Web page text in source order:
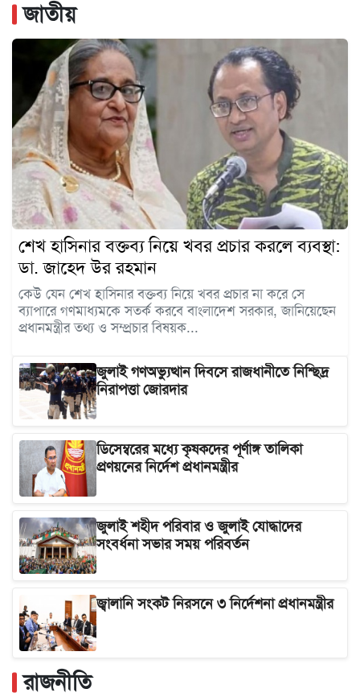
জাতীয়
শেখ হাসিনার বক্তব্য নিয়ে খবর প্রচার করলে ব্যবস্থা:
ডা. জাহেদ উর রহমান
কেউ যেন শেখ হাসিনার বক্তব্য নিয়ে খবর প্রচার না করে সে
ব্যাপারে গণমাধ্যমকে সতর্ক করবে বাংলাদেশ সরকার, জানিয়েছেন
প্রধানমন্ত্রীর তথ্য ও সম্প্রচার বিষয়ক...
জুলাই গণঅভ্যুত্থান দিবসে রাজধানীতে নিশ্ছিদ্র
নিরাপত্তা জোরদার
ডিসেম্বরের মধ্যে কৃষকদের পূর্ণাঙ্গ তালিকা
প্রণয়নের নির্দেশ প্রধানমন্ত্রীর
জুলাই শহীদ পরিবার ও জুলাই যোদ্ধাদের
সংবর্ধনা সভার সময় পরিবর্তন
জ্বালানি সংকট নিরসনে ৩ নির্দেশনা প্রধানমন্ত্রীর
রাজনীতি